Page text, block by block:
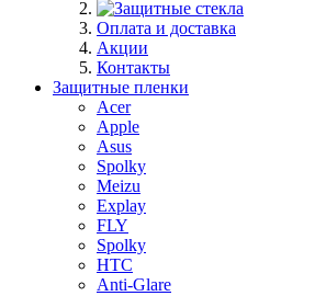
Оплата и доставка
Акции
Контакты
Защитные пленки
Acer
Apple
Asus
Spolky
Meizu
Explay
FLY
Spolky
HTC
Anti-Glare